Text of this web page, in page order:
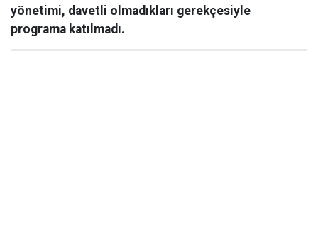
yönetimi, davetli olmadıkları gerekçesiyle
programa katılmadı.